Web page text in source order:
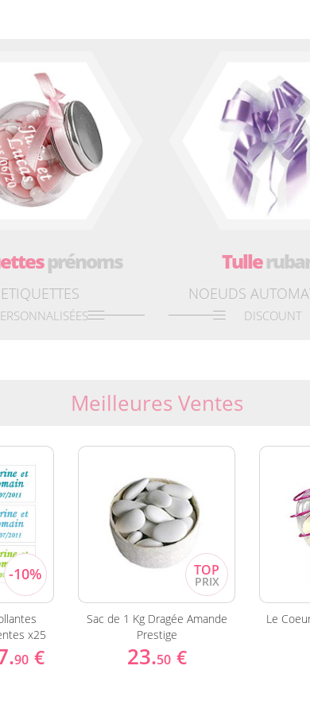
prénoms
ETIQUETTES
Tulle
NOEUDS
DISCOUNT
Meilleures Ventes
x25
90 €
Sac de 1 Kg Dragée Amande
Prestige
23.50 €
Le